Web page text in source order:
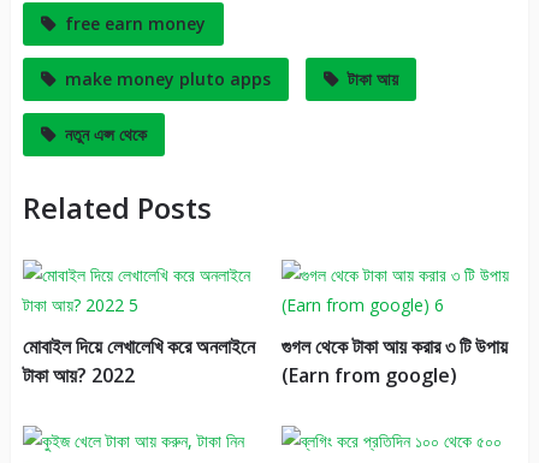
free earn money
make money pluto apps টাকা আয়
নতুন এপ্স থেকে
Related Posts
মোবাইল দিয়ে লেখালেখি করে অনলাইনে
টাকা আয়? 2022
গুগল থেকে টাকা আয় করার ৩ টি উপায়
(Earn from google)